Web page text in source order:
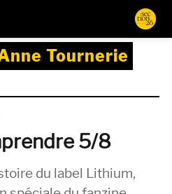
Tournerie
5/8
du label Lithium,